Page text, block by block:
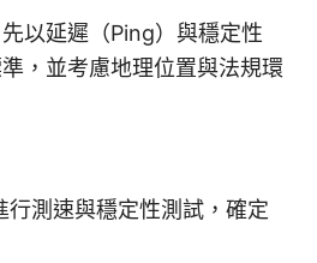
以延遲（Ping）與穩定性
準，並考慮地理位置與法規環
行測速與穩定性測試，確定